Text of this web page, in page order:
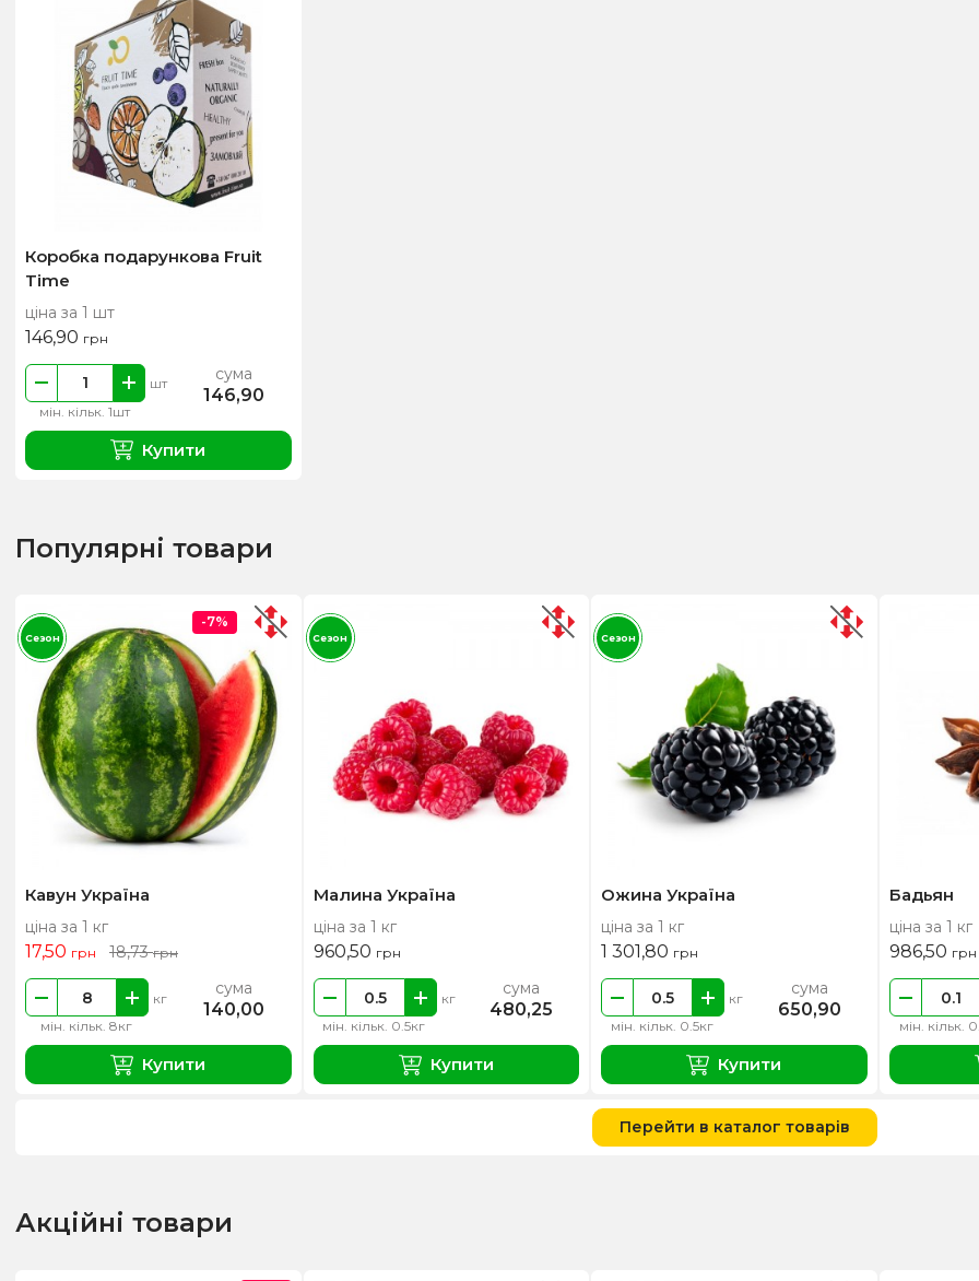
Коробка подарункова Fruit
Time
ціна за 1 шт
146,90 грн
мін. кільк. 1шт
шт сума
146,90
Купити
Популярні товари
Кавун Україна
ціна за 1 кг
17,50 грн 18,73грн
мін. кільк. 8кг
кг сума
140,00
Купити
-7%
Сезон
Малина Україна
ціна за 1 кг
960,50 грн
мін. кільк. 0.5кг
кг сума
480,25
Купити
Сезон
Ожина Україна
ціна за 1 кг
1 301,80 грн
мін. кільк. 0.5кг
кг сума
650,90
Купити
Сезон
Бадьян
ціна за 1 кг
986,50 грн
мін. кільк.
Перейти в каталог товарів
Акційні товари